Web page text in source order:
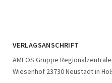
VERLAGSANSCHRIFT
AMEOS Gruppe
Wiesenhof 23730 Neustadt in